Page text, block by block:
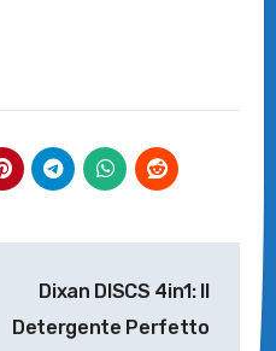
Dixan DISCS 4in1: Il
Detergente Perfetto